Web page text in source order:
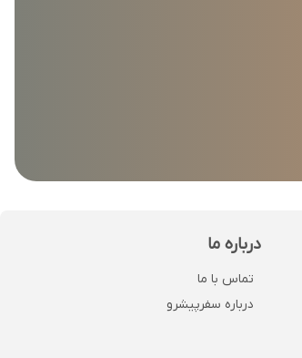
درباره ما
تماس با ما
درباره سفرپیشرو